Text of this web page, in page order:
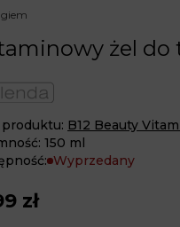
żel do
produktu: B12 Beauty
150 ml
Wyprzedany
zł